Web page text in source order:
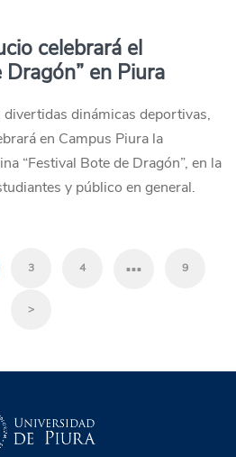
celebrará el
en Piura
dinámicas deportivas,
en Campus Piura la
“Festival Bote de Dragón”, en la
y público en general.
3 4 … 9
>